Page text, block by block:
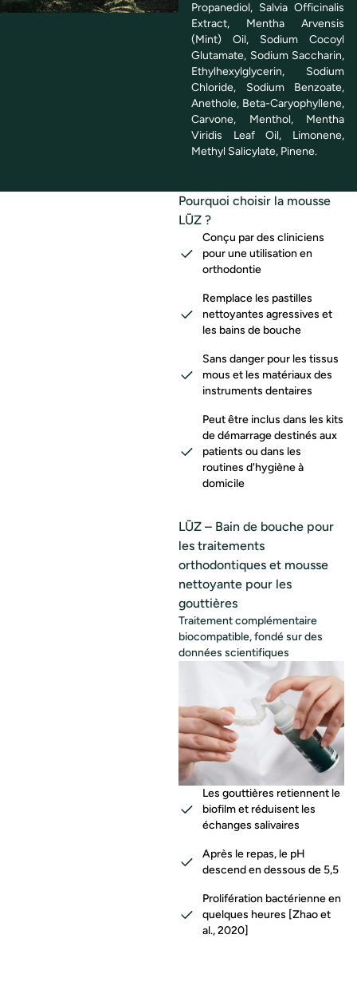
Propanediol, Salvia Officinalis
Extract, Mentha Arvensis
(Mint) Oil, Sodium Cocoyl
Glutamate, Sodium Saccharin,
Ethylhexylglycerin, Sodium
Chloride, Sodium Benzoate,
Anethole, Beta-Caryophyllene,
Carvone, Menthol, Mentha
Viridis Leaf Oil, Limonene,
Methyl Salicylate, Pinene.
Pourquoi choisir la mousse
LŪZ ?
Conçu par des cliniciens
pour une utilisation en
orthodontie
Remplace les pastilles
nettoyantes agressives et
les bains de bouche
Sans danger pour les tissus
mous et les matériaux des
instruments dentaires
Peut être inclus dans les kits
de démarrage destinés aux
patients ou dans les
routines d'hygiène à
domicile
LŪZ – Bain de bouche pour
les traitements
orthodontiques et mousse
nettoyante pour les
gouttières
Traitement complémentaire
biocompatible, fondé sur des
données scientifiques
Les gouttières retiennent le
biofilm et réduisent les
échanges salivaires
Après le repas, le pH
descend en dessous de 5,5
Prolifération bactérienne en
quelques heures [Zhao et
al., 2020]